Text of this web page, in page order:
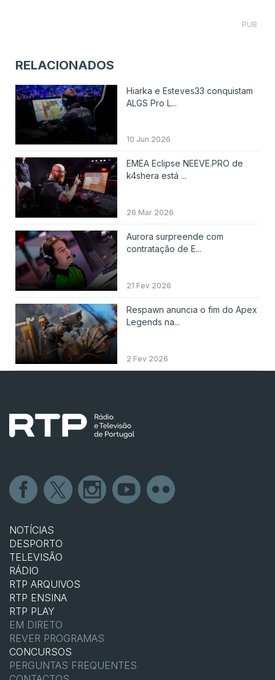
PUB
RELACIONADOS
Hiarka e Esteves33 conquistam
ALGS Pro L...
10 Jun 2026
EMEA Eclipse NEEVE.PRO de
k4shera está ...
26 Mar 2026
Aurora surpreende com
contratação de E...
21 Fev 2026
Respawn anuncia o fim do Apex
Legends na...
2 Fev 2026
NOTÍCIAS
DESPORTO
TELEVISÃO
RÁDIO
RTP ARQUIVOS
RTP ENSINA
RTP PLAY
EM DIRETO
REVER PROGRAMAS
CONCURSOS
PERGUNTAS FREQUENTES